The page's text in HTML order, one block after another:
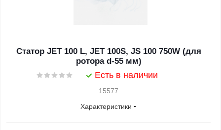
Статор JET 100 L, JET 100S, JS 100 750W (для
ротора d-55 мм)
Есть в наличии
15577
Характеристики